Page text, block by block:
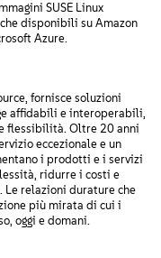
SUSE Linux
disponibili su Amazon
Azure.
fornisce soluzioni
affidabili e interoperabili,
flessibilità. Oltre 20 anni
eccezionale e un
i prodotti e i servizi
ridurre i costi e
Le relazioni durature che
più mirata di cui i
oggi e domani.